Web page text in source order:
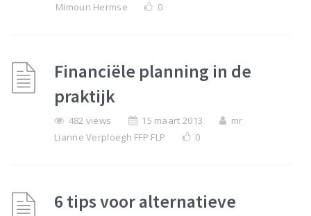
Mimoun Hermse
0
Financiële planning in de
praktijk
482 views 15 maart 2013
mr
Lianne Verploegh FFP FLP
0
6 tips voor alternatieve